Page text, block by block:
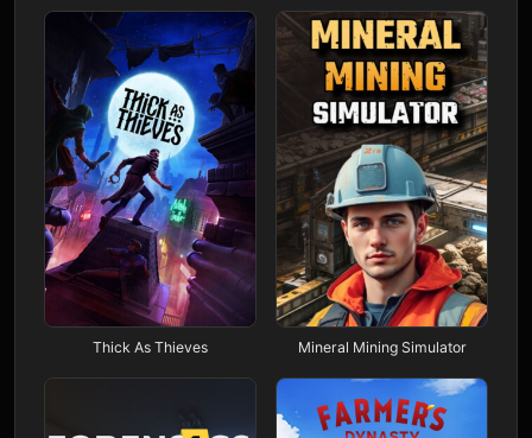
Thick As Thieves Mineral Mining Simulator